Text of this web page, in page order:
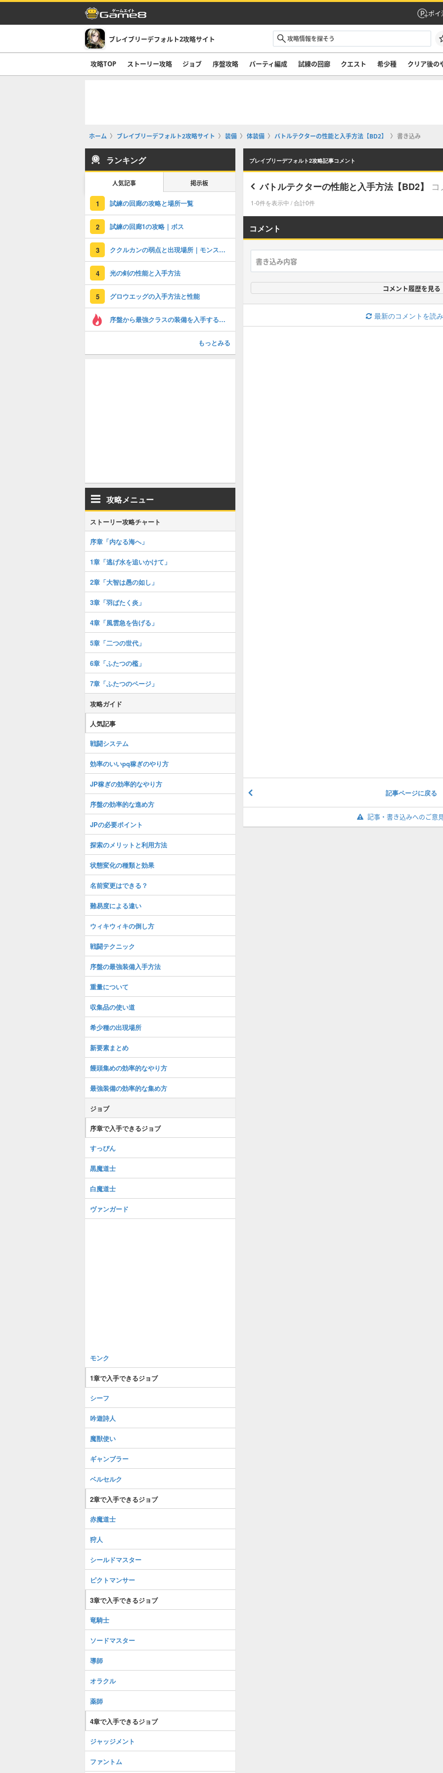
ポイ
ブレイブリーデフォルト2攻略サイト
攻略TOP ストーリー攻略 ジョブ 序盤攻略 パーティ編成 試練の回廊 クエスト 希少種 クリア後の
ホーム ブレイブリーデフォルト2攻略サイト 装備 体装備 バトルテクターの性能と入手方法【BD2】 書き込み
ブレイブリーデフォルト2攻略記事コメント
バトルテクターの性能と入手方法【BD2】 コ
1-0件を表示中 / 合計0件
コメント
コメント履歴を見る
最新のコメントを読
記事ページに戻る
記事・書き込みへのご意
ランキング
人気記事 掲示板
1 試練の回廊の攻略と場所一覧
2 試練の回廊1の攻略｜ボス
3 ククルカンの弱点と出現場所｜モンスター
4 光の剣の性能と入手方法
5 グロウエッグの入手方法と性能
序盤から最強クラスの装備を入手する方法
もっとみる
攻略メニュー
ストーリー攻略チャート
序章「内なる海へ」
1章「逃げ水を追いかけて」
2章「大智は愚の如し」
3章「羽ばたく炎」
4章「風雲急を告げる」
5章「二つの世代」
6章「ふたつの檻」
7章「ふたつのページ」
攻略ガイド
人気記事
戦闘システム
効率のいいpq稼ぎのやり方
JP稼ぎの効率的なやり方
序盤の効率的な進め方
JPの必要ポイント
探索のメリットと利用方法
状態変化の種類と効果
名前変更はできる？
難易度による違い
ウィキウィキの倒し方
戦闘テクニック
序盤の最強装備入手方法
重量について
収集品の使い道
希少種の出現場所
新要素まとめ
饅頭集めの効率的なやり方
最強装備の効率的な集め方
ジョブ
序章で入手できるジョブ
すっぴん
黒魔道士
白魔道士
ヴァンガード
モンク
1章で入手できるジョブ
シーフ
吟遊詩人
魔獣使い
ギャンブラー
ベルセルク
2章で入手できるジョブ
赤魔道士
狩人
シールドマスター
ピクトマンサー
3章で入手できるジョブ
竜騎士
ソードマスター
導師
オラクル
薬師
4章で入手できるジョブ
ジャッジメント
ファントム